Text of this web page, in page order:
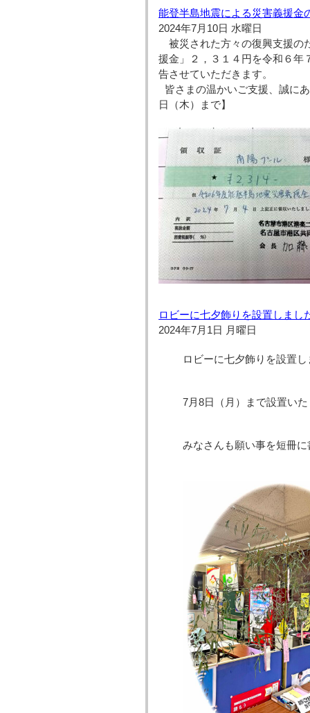
能登半島地震による災害義援金
2024年7月10日 水曜日
被災された方々の復興支援の
援金」２，３１４円を令和６年
告させていただきます。
日（木）まで】
ロビーに七夕飾りを設置しまし
2024年7月1日 月曜日
ロビーに七夕飾りを設置
7月8日（月）まで設置い
みなさんも願い事を短冊